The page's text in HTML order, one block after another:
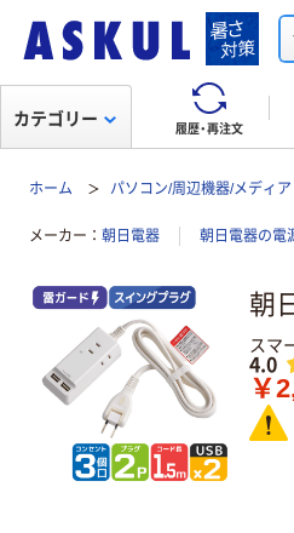
履歴・再注文
カテゴリー
ホーム パソコン/周辺機器/メディア
メーカー 朝日電器 朝日電器の電
朝
スマ
レビ
4.0
￥